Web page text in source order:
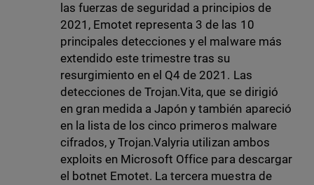
las fuerzas de seguridad a principios de
2021, Emotet representa 3 de las 10
principales detecciones y el malware más
extendido este trimestre tras su
resurgimiento en el Q4 de 2021. Las
detecciones de Trojan.Vita, que se dirigió
en gran medida a Japón y también apareció
en la lista de los cinco primeros malware
cifrados, y Trojan.Valyria utilizan ambos
exploits en Microsoft Office para descargar
el botnet Emotet. La tercera muestra de